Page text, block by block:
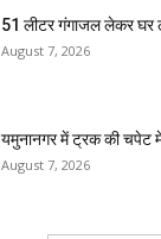
51 लीटर गंगाजल लेकर घर
August 7, 2026
यमुनानगर में ट्रक की चपेट
August 7, 2026